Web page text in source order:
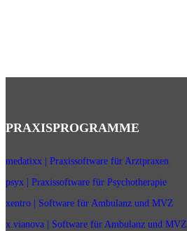
PRAXISPROGRAMME
medatixx | Praxissoftware für Arztpraxen
psyx | Praxissoftware für Psychotherapie
xentro | Software für Ambulanz und MVZ
x.vianova | Software für Ambulanz und MVZ